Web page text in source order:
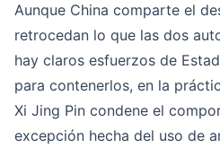
Aunque China comparte el
retrocedan lo que las dos
hay claros esfuerzos de
para contenerlos, en la
Xi Jing Pin condene el
excepción hecha del uso de